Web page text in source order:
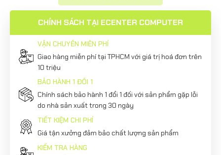
CHÍNH SÁCH TẠI ECENTER COMPUTER
VẬN CHUYỂN MIỄN PHÍ
Giao hàng miễn phí tại TPHCM với giá trị hoá đơn trên
10 triệu
BẢO HÀNH 1 ĐỔI 1
Chính sách bảo hành 1 đổi 1 đối với sản phẩm gặp lỗi
do nhà sản xuất trong 30 ngày
TIẾT KIỆM CHI PHÍ
Giá tận xưởng đảm bảo chất lượng sản phẩm
KIỂM TRA HÀNG